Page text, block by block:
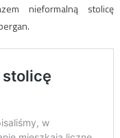
nieformalną stolicę